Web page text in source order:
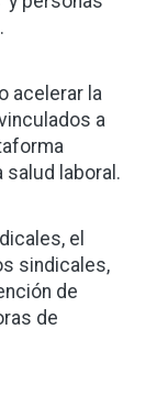
acelerar la
a
laboral.
el
sindicales,
de
de